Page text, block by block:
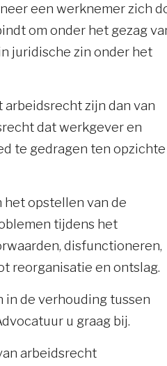
een werknemer zich
om onder het gezag
juridische zin onder het
zijn dan van
dat werkgever en
te gedragen ten opzichte
het opstellen van de
tijdens het
disfunctioneren,
reorganisatie en ontslag.
de verhouding tussen
u graag bij.
arbeidsrecht